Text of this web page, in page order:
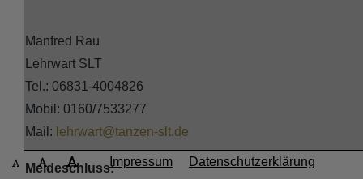
Manfred Rau
Lehrwart SLT
Tel.: 06831-4004826
Mobil: 0160/7533277
Mail: lehrwart@tanzen-slt.de
Meldeschluss:Impressum Datenschutzerklärung